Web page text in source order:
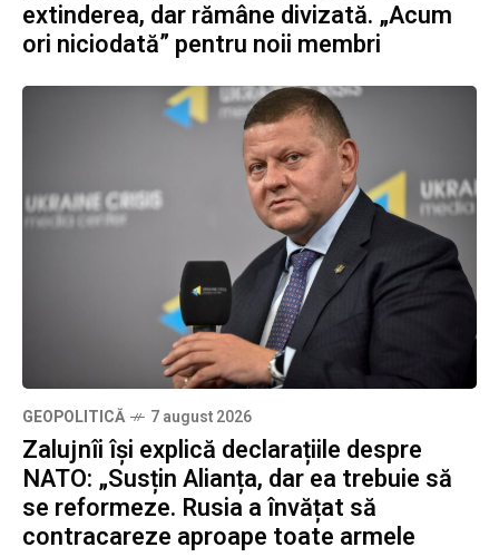
extinderea, dar rămâne divizată. „Acum
ori niciodată” pentru noii membri
GEOPOLITICĂ 7 august 2026
Zalujnîi își explică declarațiile despre
NATO: „Susțin Alianța, dar ea trebuie să
se reformeze. Rusia a învățat să
contracareze aproape toate armele